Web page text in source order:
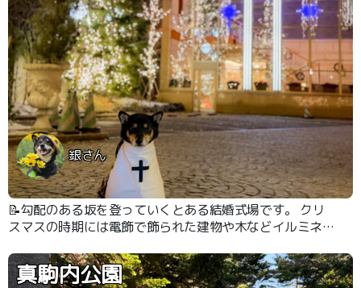
銀さん
📝勾配のある坂を登っていくとある結婚式場です。 クリ
スマスの時期には電飾で飾られた建物や木などイルミネー
式場の中には入れませんがイルミネーションが素敵で何度
も行きたくなります✨ #イルミネーション
真駒内公園